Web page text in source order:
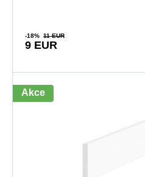
-18% 11 EUR
9 EUR
Akce